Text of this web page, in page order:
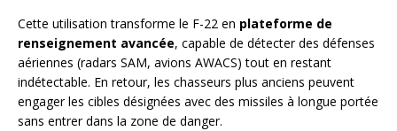
Cette utilisation transforme le F-22 en plateforme de
renseignement avancée, capable de détecter des défenses
aériennes (radars SAM, avions AWACS) tout en restant
indétectable. En retour, les chasseurs plus anciens peuvent
engager les cibles désignées avec des missiles à longue portée
sans entrer dans la zone de danger.